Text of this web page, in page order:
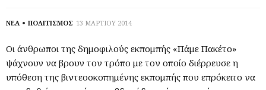
ΝΕΑ ΠΟΛΙΤΙΣΜΟΣ 13 ΜΑΡΤΙΟΥ 2014
Οι άνθρωποι της δημοφιλούς εκπομπής «Πάμε Πακέτο»
ψάχνουν να βρουν τον τρόπο με τον οποίο διέρρευσε η
υπόθεση της βιντεοσκοπημένης εκπομπής που επρόκειτο να